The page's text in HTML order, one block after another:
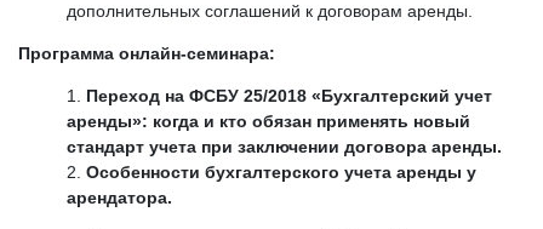
дополнительных соглашений к договорам аренды.
Программа онлайн-семинара:
Переход на ФСБУ 25/2018 «Бухгалтерский учет
аренды»: когда и кто обязан применять новый
стандарт учета при заключении договора аренды.
Особенности бухгалтерского учета аренды у
арендатора.